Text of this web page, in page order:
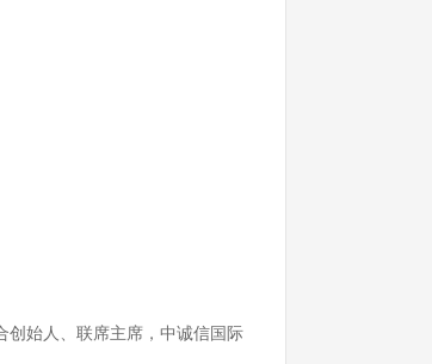
创始人、联席主席，中诚信国际